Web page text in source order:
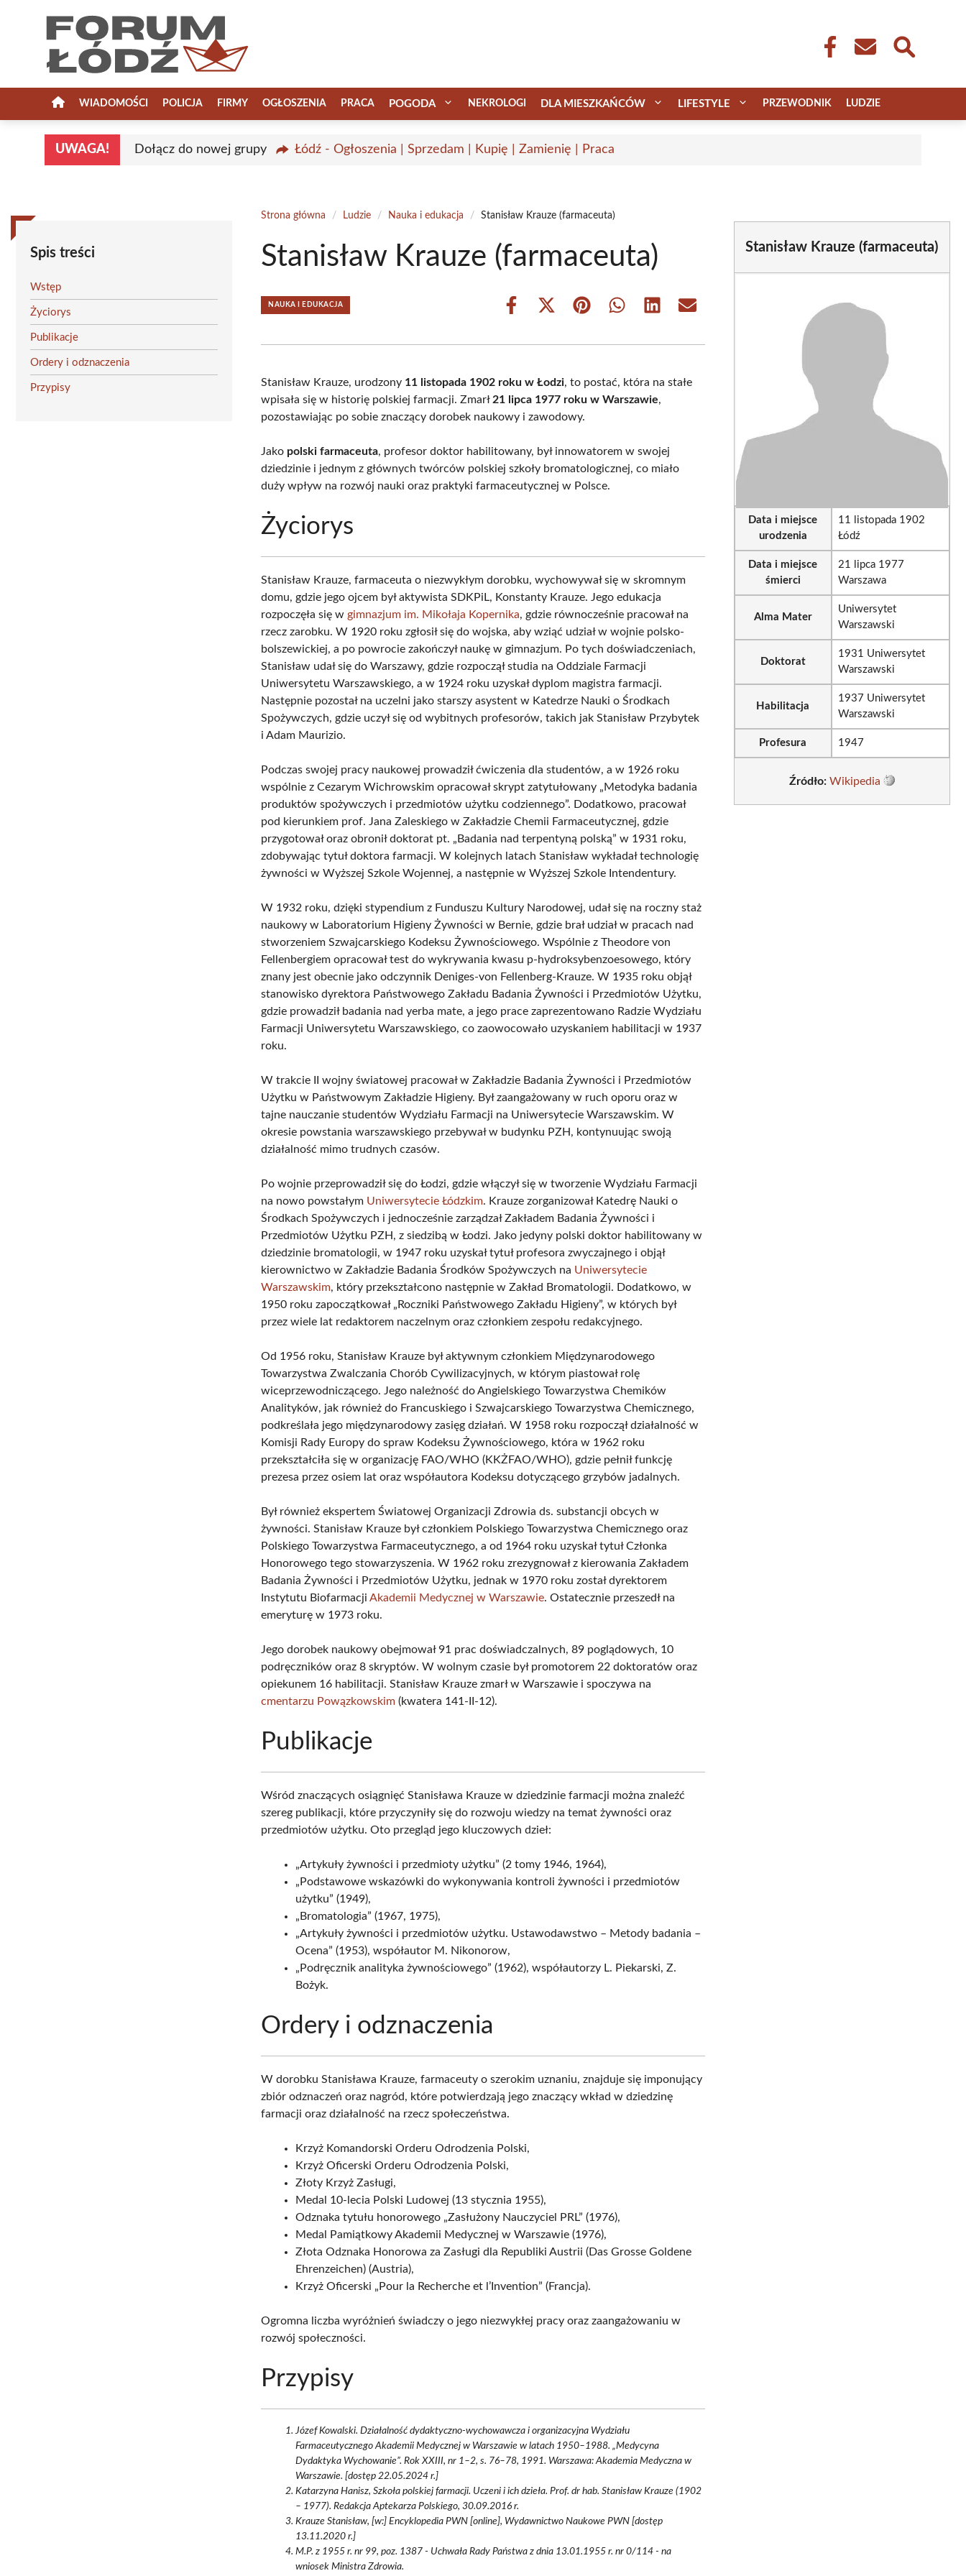
WIADOMOŚCI POLICJA FIRMY OGŁOSZENIA PRACA POGODA NEKROLOGI DLA MIESZKAŃCÓW LIFESTYLE PRZEWODNIK LUDZIE
UWAGA! Dołącz do nowej grupy Łódź - Ogłoszenia | Sprzedam | Kupię | Zamienię | Praca
Spis treści
Wstęp
Życiorys
Publikacje
Ordery i odznaczenia
Przypisy
Strona główna / Ludzie / Nauka i edukacja / Stanisław Krauze (farmaceuta)
Stanisław Krauze (farmaceuta)
NAUKA I EDUKACJA
Share
Share
(Twitter)
Share Share Share Share
Stanisław Krauze, urodzony 11 listopada 1902 roku w Łodzi, to postać, która na stałe
wpisała się w historię polskiej farmacji. Zmarł 21 lipca 1977 roku w Warszawie,
pozostawiając po sobie znaczący dorobek naukowy i zawodowy.
Jako polski farmaceuta, profesor doktor habilitowany, był innowatorem w swojej
dziedzinie i jednym z głównych twórców polskiej szkoły bromatologicznej, co miało
duży wpływ na rozwój nauki oraz praktyki farmaceutycznej w Polsce.
Życiorys
Stanisław Krauze, farmaceuta o niezwykłym dorobku, wychowywał się w skromnym
domu, gdzie jego ojcem był aktywista SDKPiL, Konstanty Krauze. Jego edukacja
rozpoczęła się w gimnazjum im. Mikołaja Kopernika, gdzie równocześnie pracował na
rzecz zarobku. W 1920 roku zgłosił się do wojska, aby wziąć udział w wojnie polsko-
bolszewickiej, a po powrocie zakończył naukę w gimnazjum. Po tych doświadczeniach,
Stanisław udał się do Warszawy, gdzie rozpoczął studia na Oddziale Farmacji
Uniwersytetu Warszawskiego, a w 1924 roku uzyskał dyplom magistra farmacji.
Następnie pozostał na uczelni jako starszy asystent w Katedrze Nauki o Środkach
Spożywczych, gdzie uczył się od wybitnych profesorów, takich jak Stanisław Przybytek
i Adam Maurizio.
Podczas swojej pracy naukowej prowadził ćwiczenia dla studentów, a w 1926 roku
wspólnie z Cezarym Wichrowskim opracował skrypt zatytułowany „Metodyka badania
produktów spożywczych i przedmiotów użytku codziennego”. Dodatkowo, pracował
pod kierunkiem prof. Jana Zaleskiego w Zakładzie Chemii Farmaceutycznej, gdzie
przygotował oraz obronił doktorat pt. „Badania nad terpentyną polską” w 1931 roku,
zdobywając tytuł doktora farmacji. W kolejnych latach Stanisław wykładał technologię
żywności w Wyższej Szkole Wojennej, a następnie w Wyższej Szkole Intendentury.
W 1932 roku, dzięki stypendium z Funduszu Kultury Narodowej, udał się na roczny staż
naukowy w Laboratorium Higieny Żywności w Bernie, gdzie brał udział w pracach nad
stworzeniem Szwajcarskiego Kodeksu Żywnościowego. Wspólnie z Theodore von
Fellenbergiem opracował test do wykrywania kwasu p-hydroksybenzoesowego, który
znany jest obecnie jako odczynnik Deniges-von Fellenberg-Krauze. W 1935 roku objął
stanowisko dyrektora Państwowego Zakładu Badania Żywności i Przedmiotów Użytku,
gdzie prowadził badania nad yerba mate, a jego prace zaprezentowano Radzie Wydziału
Farmacji Uniwersytetu Warszawskiego, co zaowocowało uzyskaniem habilitacji w 1937
roku.
W trakcie II wojny światowej pracował w Zakładzie Badania Żywności i Przedmiotów
Użytku w Państwowym Zakładzie Higieny. Był zaangażowany w ruch oporu oraz w
tajne nauczanie studentów Wydziału Farmacji na Uniwersytecie Warszawskim. W
okresie powstania warszawskiego przebywał w budynku PZH, kontynuując swoją
działalność mimo trudnych czasów.
Po wojnie przeprowadził się do Łodzi, gdzie włączył się w tworzenie Wydziału Farmacji
na nowo powstałym Uniwersytecie Łódzkim. Krauze zorganizował Katedrę Nauki o
Środkach Spożywczych i jednocześnie zarządzał Zakładem Badania Żywności i
Przedmiotów Użytku PZH, z siedzibą w Łodzi. Jako jedyny polski doktor habilitowany w
dziedzinie bromatologii, w 1947 roku uzyskał tytuł profesora zwyczajnego i objął
kierownictwo w Zakładzie Badania Środków Spożywczych na Uniwersytecie
Warszawskim, który przekształcono następnie w Zakład Bromatologii. Dodatkowo, w
1950 roku zapoczątkował „Roczniki Państwowego Zakładu Higieny”, w których był
przez wiele lat redaktorem naczelnym oraz członkiem zespołu redakcyjnego.
Od 1956 roku, Stanisław Krauze był aktywnym członkiem Międzynarodowego
Towarzystwa Zwalczania Chorób Cywilizacyjnych, w którym piastował rolę
wiceprzewodniczącego. Jego należność do Angielskiego Towarzystwa Chemików
Analityków, jak również do Francuskiego i Szwajcarskiego Towarzystwa Chemicznego,
podkreślała jego międzynarodowy zasięg działań. W 1958 roku rozpoczął działalność w
Komisji Rady Europy do spraw Kodeksu Żywnościowego, która w 1962 roku
przekształciła się w organizację FAO/WHO (KKŻFAO/WHO), gdzie pełnił funkcję
prezesa przez osiem lat oraz współautora Kodeksu dotyczącego grzybów jadalnych.
Był również ekspertem Światowej Organizacji Zdrowia ds. substancji obcych w
żywności. Stanisław Krauze był członkiem Polskiego Towarzystwa Chemicznego oraz
Polskiego Towarzystwa Farmaceutycznego, a od 1964 roku uzyskał tytuł Członka
Honorowego tego stowarzyszenia. W 1962 roku zrezygnował z kierowania Zakładem
Badania Żywności i Przedmiotów Użytku, jednak w 1970 roku został dyrektorem
Instytutu BiofarmacjiAkademii Medycznej w Warszawie. Ostatecznie przeszedł na
emeryturę w 1973 roku.
Jego dorobek naukowy obejmował 91 prac doświadczalnych, 89 poglądowych, 10
podręczników oraz 8 skryptów. W wolnym czasie był promotorem 22 doktoratów oraz
opiekunem 16 habilitacji. Stanisław Krauze zmarł w Warszawie i spoczywa na
cmentarzu Powązkowskim (kwatera 141-II-12).
Publikacje
Wśród znaczących osiągnięć Stanisława Krauze w dziedzinie farmacji można znaleźć
szereg publikacji, które przyczyniły się do rozwoju wiedzy na temat żywności oraz
przedmiotów użytku. Oto przegląd jego kluczowych dzieł:
„Artykuły żywności i przedmioty użytku” (2 tomy 1946, 1964),
„Podstawowe wskazówki do wykonywania kontroli żywności i przedmiotów
użytku” (1949),
„Bromatologia” (1967, 1975),
„Artykuły żywności i przedmiotów użytku. Ustawodawstwo – Metody badania –
Ocena” (1953), współautor M. Nikonorow,
„Podręcznik analityka żywnościowego” (1962), współautorzy L. Piekarski, Z.
Bożyk.
Ordery i odznaczenia
W dorobku Stanisława Krauze, farmaceuty o szerokim uznaniu, znajduje się imponujący
zbiór odznaczeń oraz nagród, które potwierdzają jego znaczący wkład w dziedzinę
farmacji oraz działalność na rzecz społeczeństwa.
Krzyż Komandorski Orderu Odrodzenia Polski,
Krzyż Oficerski Orderu Odrodzenia Polski,
Złoty Krzyż Zasługi,
Medal 10-lecia Polski Ludowej (13 stycznia 1955),
Odznaka tytułu honorowego „Zasłużony Nauczyciel PRL” (1976),
Medal Pamiątkowy Akademii Medycznej w Warszawie (1976),
Złota Odznaka Honorowa za Zasługi dla Republiki Austrii (Das Grosse Goldene
Ehrenzeichen) (Austria),
Krzyż Oficerski „Pour la Recherche et l’Invention” (Francja).
Ogromna liczba wyróżnień świadczy o jego niezwykłej pracy oraz zaangażowaniu w
rozwój społeczności.
Przypisy
Józef Kowalski. Działalność dydaktyczno-wychowawcza i organizacyjna Wydziału
Farmaceutycznego Akademii Medycznej w Warszawie w latach 1950–1988. „Medycyna
Dydaktyka Wychowanie”. Rok XXIII, nr 1–2, s. 76–78, 1991. Warszawa: Akademia Medyczna w
Warszawie. [dostęp 22.05.2024 r.]
Katarzyna Hanisz, Szkoła polskiej farmacji. Uczeni i ich dzieła. Prof. dr hab. Stanisław Krauze (1902
– 1977). Redakcja Aptekarza Polskiego, 30.09.2016 r.
Krauze Stanisław, [w:] Encyklopedia PWN [online], Wydawnictwo Naukowe PWN [dostęp
13.11.2020 r.]
M.P. z 1955 r. nr 99, poz. 1387 - Uchwała Rady Państwa z dnia 13.01.1955 r. nr 0/114 - na
wniosek Ministra Zdrowia.
Stanisław Krauze (farmaceuta)
Data i miejsce
urodzenia
11 listopada 1902
Łódź
Data i miejsce
śmierci
21 lipca 1977
Warszawa
Alma Mater
Uniwersytet
Warszawski
Doktorat
1931 Uniwersytet
Warszawski
Habilitacja
1937 Uniwersytet
Warszawski
Profesura 1947
Źródło: Wikipedia